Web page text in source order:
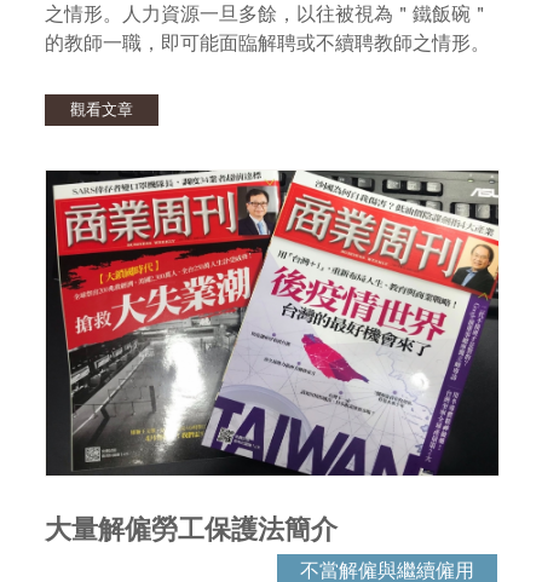
之情形。人力資源一旦多餘，以往被視為＂鐵飯碗＂
的教師一職，即可能面臨解聘或不續聘教師之情形。
觀看文章
大量解僱勞工保護法簡介
不當解僱與繼續僱用